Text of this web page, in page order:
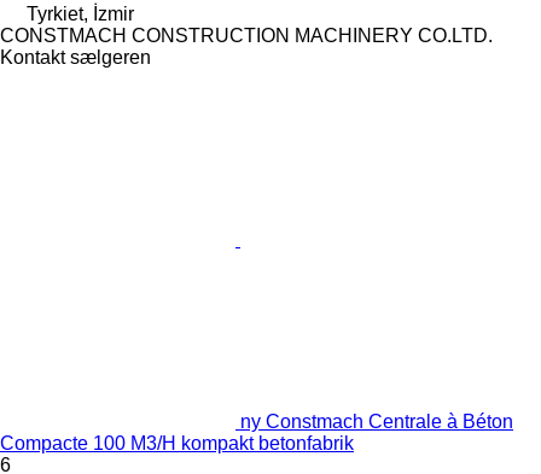
Tyrkiet, İzmir
CONSTMACH CONSTRUCTION MACHINERY CO.LTD.
Kontakt sælgeren
ny Constmach Centrale à Béton
Compacte 100 M3/H kompakt betonfabrik
6